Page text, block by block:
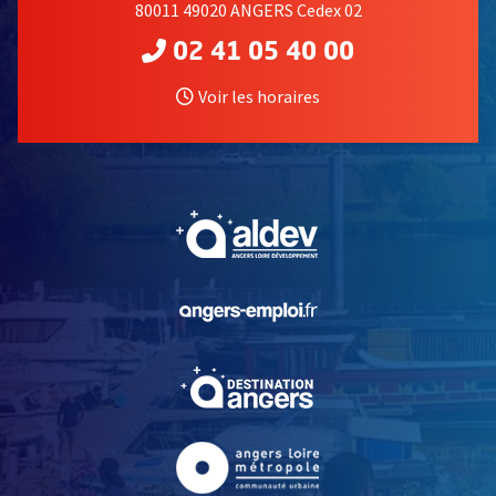
80011 49020 ANGERS Cedex 02
02 41 05 40 00
Voir les horaires
, Ouvre une nouvelle
, Ouvre une nouvelle